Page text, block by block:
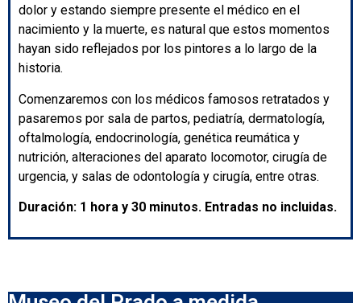
dolor y estando siempre presente el médico en el
nacimiento y la muerte, es natural que estos momentos
hayan sido reflejados por los pintores a lo largo de la
historia.
Comenzaremos con los médicos famosos retratados y
pasaremos por sala de partos, pediatría, dermatología,
oftalmología, endocrinología, genética reumática y
nutrición, alteraciones del aparato locomotor, cirugía de
urgencia, y salas de odontología y cirugía, entre otras.
Duración: 1 hora y 30 minutos. Entradas no incluidas.